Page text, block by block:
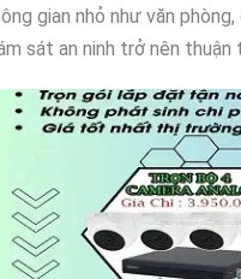
gian nhỏ như văn
sát an ninh trở nên